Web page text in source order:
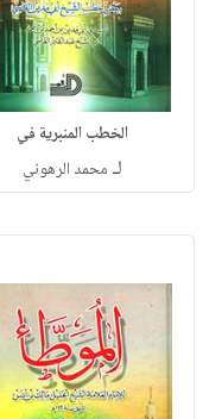
الخطب المنبرية في
لـ محمد الرهوني